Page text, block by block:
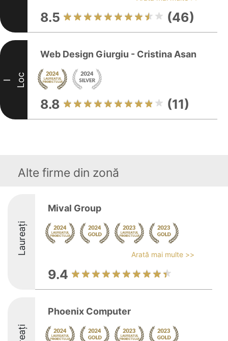
8.5 (46)
I Loc
Web Design Giurgiu - Cristina Asan
8.8 (11)
Alte firme din zonă
Laureați
Mival Group
Arată mai multe >>
9.4
Phoenix Computer